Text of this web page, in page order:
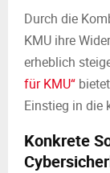
Durch die
KMU ihre
erheblich
für KMU“
Einstieg in die
Konkrete